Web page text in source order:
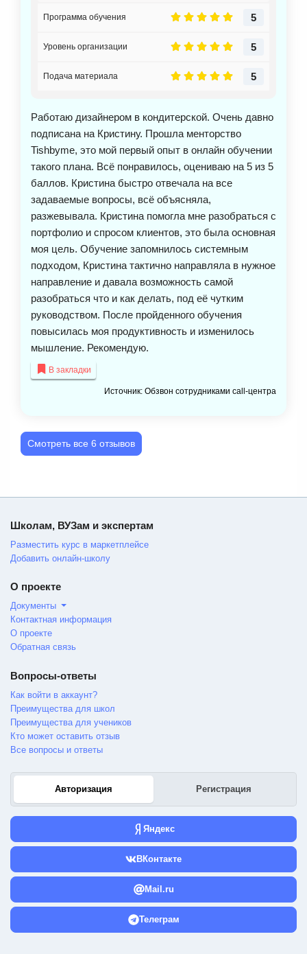
5
Программа обучения
5
Уровень организации
5
Подача материала
Работаю дизайнером в кондитерской. Очень давно
подписана на Кристину. Прошла менторство
Tishbyme, это мой первый опыт в онлайн обучении
такого плана. Всё понравилось, оцениваю на 5 из 5
баллов. Кристина быстро отвечала на все
задаваемые вопросы, всё объясняла,
разжевывала. Кристина помогла мне разобраться с
портфолио и спросом клиентов, это была основная
моя цель. Обучение запомнилось системным
подходом, Кристина тактично направляла в нужное
направление и давала возможность самой
разобраться что и как делать, под её чутким
руководством. После пройденного обучения
повысилась моя продуктивность и изменилось
мышление. Рекомендую.
В закладки
Источник: Обзвон сотрудниками call-центра
Смотреть все 6 отзывов
Школам, ВУЗам и экспертам
Разместить курс в маркетплейсе
Добавить онлайн-школу
О проекте
Документы
Контактная информация
О проекте
Обратная связь
Вопросы-ответы
Как войти в аккаунт?
Преимущества для школ
Преимущества для учеников
Кто может оставить отзыв
Все вопросы и ответы
Авторизация Регистрация
Яндекс
ВКонтакте
Mail.ru
Телеграм